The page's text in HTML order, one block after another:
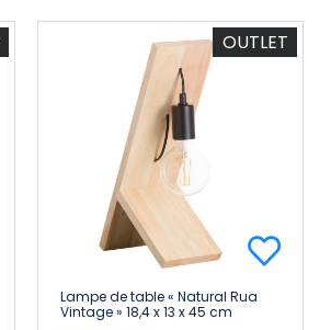
OUTLET
Lampe de table « Natural Rua
Vintage » 18,4 x 13 x 45 cm